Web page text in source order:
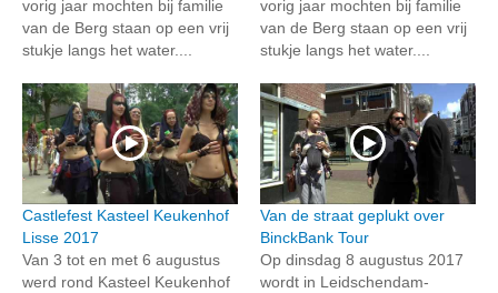
vorig jaar mochten bij familie
van de Berg staan op een vrij
stukje langs het water....
vorig jaar mochten bij familie
van de Berg staan op een vrij
stukje langs het water....
Castlefest Kasteel Keukenhof
Lisse 2017
Van 3 tot en met 6 augustus
werd rond Kasteel Keukenhof
Van de straat geplukt over
BinckBank Tour
Op dinsdag 8 augustus 2017
wordt in Leidschendam-